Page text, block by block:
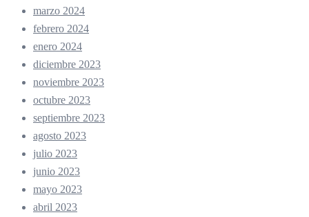
marzo 2024
febrero 2024
enero 2024
diciembre 2023
noviembre 2023
octubre 2023
septiembre 2023
agosto 2023
julio 2023
junio 2023
mayo 2023
abril 2023